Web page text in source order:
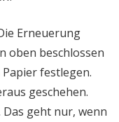
Erneuerung
oben beschlossen
festlegen.
geschehen.
geht nur, wenn